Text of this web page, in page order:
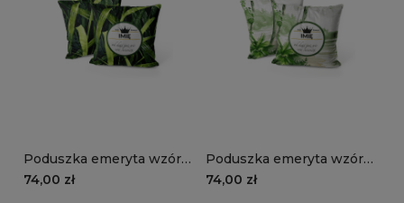
Poduszka emeryta wzór
EM06 | trawa
74,00 zł
Poduszka emeryta wzór
EM05 | pod palmami
74,00 zł